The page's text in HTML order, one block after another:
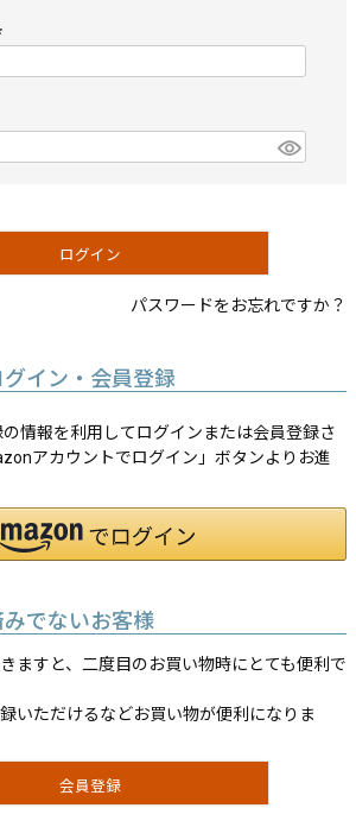
)
ログイン
パスワードをお忘れですか？
イン・会員登録
情報を利用してログインまたは会員登録さ
アカウントでログイン」ボタンよりお進
でないお客様
ますと、二度目のお買い物時にとても便利で
いただけるなどお買い物が便利になりま
会員登録